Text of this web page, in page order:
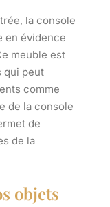
la console
en évidence
meuble est
qui peut
comme
de la console
de
de la
objets